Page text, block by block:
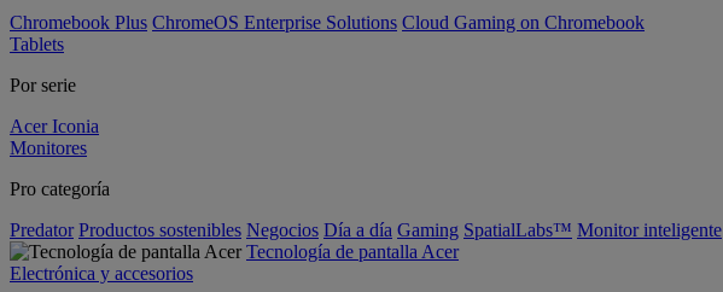
Chromebook Plus ChromeOS Enterprise Solutions Cloud Gaming on Chromebook
Tablets
Por serie
Acer Iconia
Monitores
Pro categoría
Predator Productos sostenibles Negocios Día a día Gaming SpatialLabs™ Monitor inteligente
Tecnología de pantalla Acer
Electrónica y accesorios